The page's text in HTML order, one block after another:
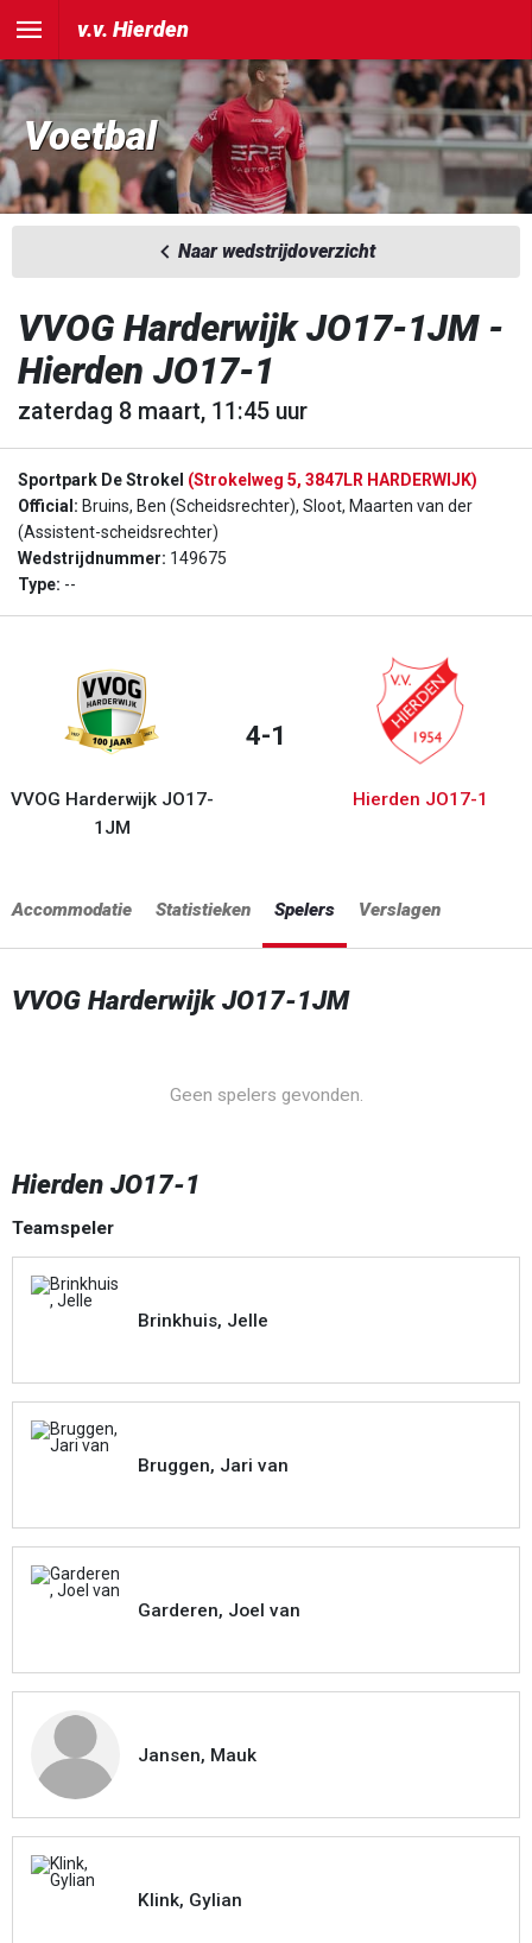
v.v. Hierden
Voetbal
Naar wedstrijdoverzicht
VVOG Harderwijk JO17-1JM -
Hierden JO17-1
zaterdag 8 maart, 11:45 uur
Sportpark De Strokel (Strokelweg 5, 3847LR HARDERWIJK)
Official: Bruins, Ben (Scheidsrechter), Sloot, Maarten van der
(Assistent-scheidsrechter)
Wedstrijdnummer: 149675
Type: --
VVOG Harderwijk JO17-
1JM
4-1
Hierden JO17-1
Accommodatie Statistieken Spelers Verslagen
VVOG Harderwijk JO17-1JM
Geen spelers gevonden.
Hierden JO17-1
Teamspeler
Brinkhuis, Jelle
Bruggen, Jari van
Garderen, Joel van
Jansen, Mauk
Klink, Gylian